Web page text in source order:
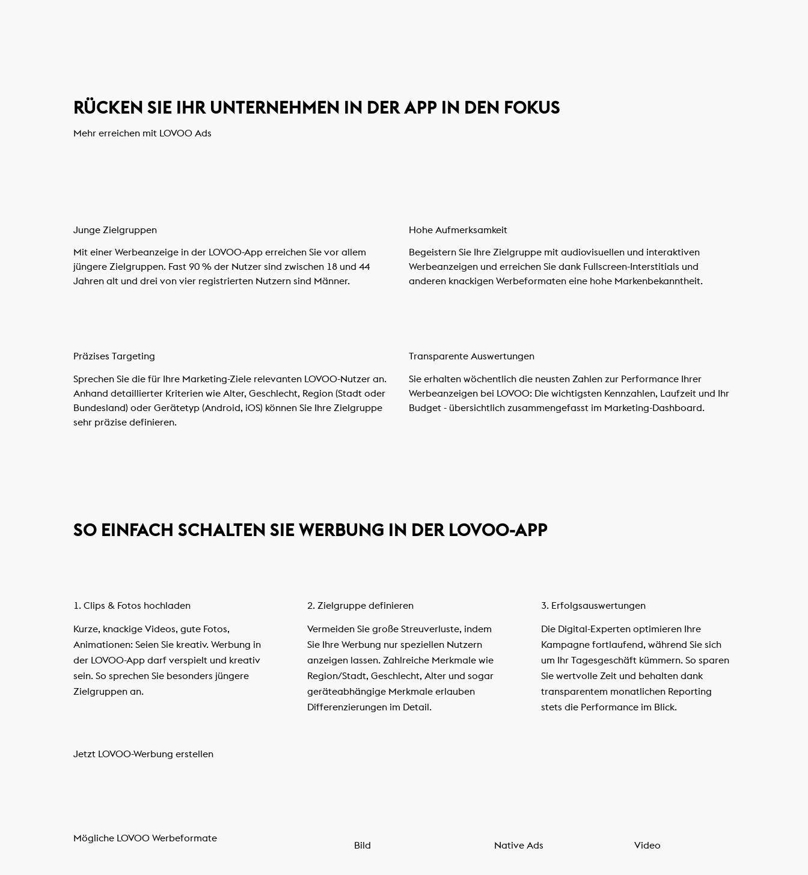
RÜCKEN SIE IHR UNTERNEHMEN IN DER APP IN DEN FOKUS
Mehr erreichen mit LOVOO Ads
Junge Zielgruppen
Mit einer Werbeanzeige in der LOVOO-App erreichen Sie vor allem
jüngere Zielgruppen. Fast 90 % der Nutzer sind zwischen 18 und 44
Jahren alt und drei von vier registrierten Nutzern sind Männer.
Hohe Aufmerksamkeit
Begeistern Sie Ihre Zielgruppe mit audiovisuellen und interaktiven
Werbeanzeigen und erreichen Sie dank Fullscreen-Interstitials und
anderen knackigen Werbeformaten eine hohe Markenbekanntheit.
Präzises Targeting
Sprechen Sie die für Ihre Marketing-Ziele relevanten LOVOO-Nutzer an.
Anhand detaillierter Kriterien wie Alter, Geschlecht, Region (Stadt oder
Bundesland) oder Gerätetyp (Android, iOS) können Sie Ihre Zielgruppe
sehr präzise definieren.
Transparente Auswertungen
Sie erhalten wöchentlich die neusten Zahlen zur Performance Ihrer
Werbeanzeigen bei LOVOO: Die wichtigsten Kennzahlen, Laufzeit und Ihr
Budget - übersichtlich zusammengefasst im Marketing-Dashboard.
SO EINFACH SCHALTEN SIE WERBUNG IN DER LOVOO-APP
1. Clips & Fotos hochladen
Kurze, knackige Videos, gute Fotos,
Animationen: Seien Sie kreativ. Werbung in
der LOVOO-App darf verspielt und kreativ
sein. So sprechen Sie besonders jüngere
Zielgruppen an.
2. Zielgruppe definieren
Vermeiden Sie große Streuverluste, indem
Sie Ihre Werbung nur speziellen Nutzern
anzeigen lassen. Zahlreiche Merkmale wie
Region/Stadt, Geschlecht, Alter und sogar
geräteabhängige Merkmale erlauben
Differenzierungen im Detail.
3. Erfolgsauswertungen
Die Digital-Experten optimieren Ihre
Kampagne fortlaufend, während Sie sich
um Ihr Tagesgeschäft kümmern. So sparen
Sie wertvolle Zeit und behalten dank
transparentem monatlichen Reporting
stets die Performance im Blick.
Jetzt LOVOO-Werbung erstellen
Mögliche LOVOO Werbeformate
Bild Native Ads Video